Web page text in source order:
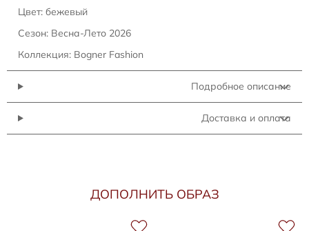
Цвет: бежевый
Сезон: Весна-Лето 2026
Коллекция: Bogner Fashion
Подробное описание
Доставка и оплата
ДОПОЛНИТЬ ОБРАЗ